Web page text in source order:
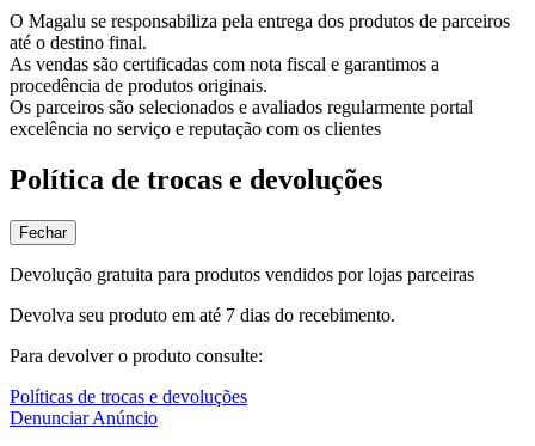
O Magalu se responsabiliza pela entrega dos produtos de parceiros
até o destino final.
As vendas são certificadas com nota fiscal e garantimos a
procedência de produtos originais.
Os parceiros são selecionados e avaliados regularmente portal
excelência no serviço e reputação com os clientes
Política de trocas e devoluções
Fechar
Devolução gratuita para produtos vendidos por lojas parceiras
Devolva seu produto em até 7 dias do recebimento.
Para devolver o produto consulte:
Políticas de trocas e devoluções
Denunciar Anúncio